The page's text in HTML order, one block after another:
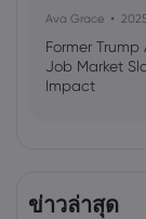
Ava Grace
Former
Job Market
Impact
Apollo Global
ข่าวล่าสุด